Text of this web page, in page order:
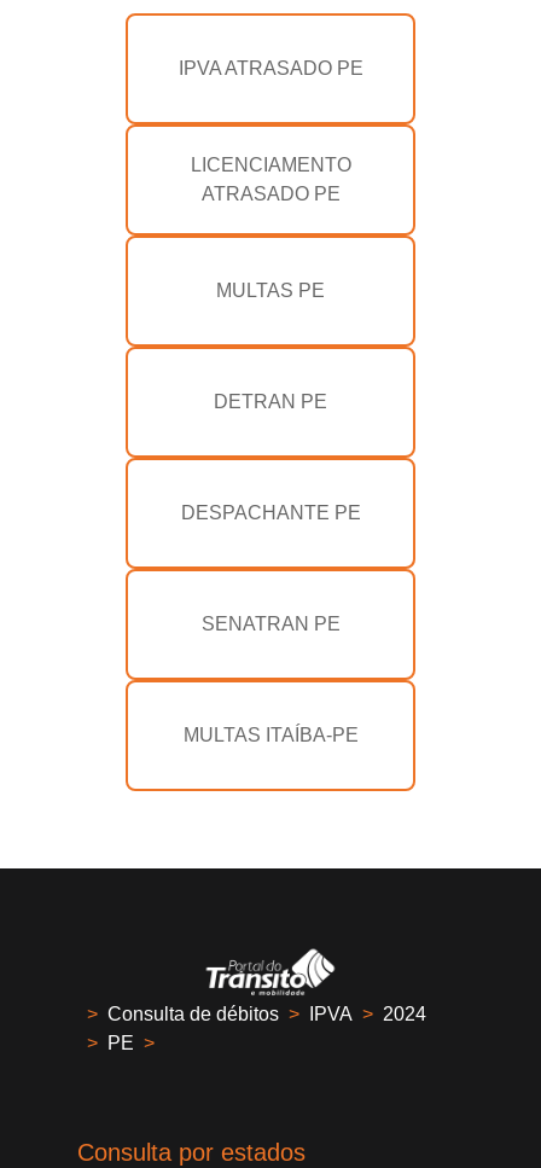
IPVA ATRASADO PE
LICENCIAMENTO
ATRASADO PE
MULTAS PE
DETRAN PE
DESPACHANTE PE
SENATRAN PE
MULTAS ITAÍBA-PE
> Consulta de débitos > IPVA > 2024
> PE >
Consulta por estados